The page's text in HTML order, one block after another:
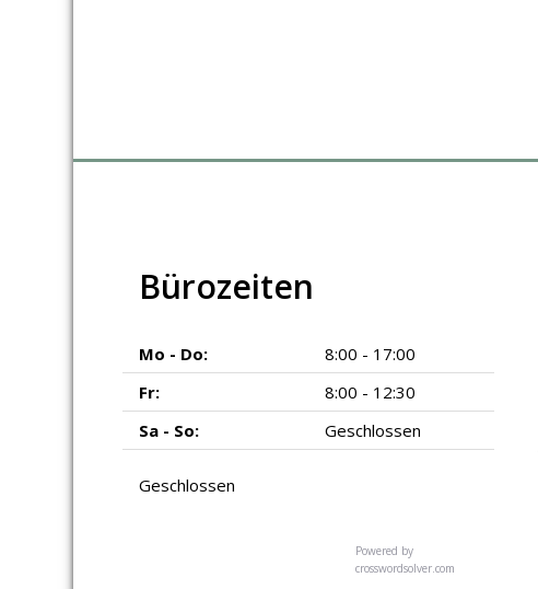
Bürozeiten
Mo - Do:
8:00 - 17:00
Fr:
8:00 - 12:30
Sa - So:
Geschlossen
Geschlossen
Powered by
crosswordsolver.com